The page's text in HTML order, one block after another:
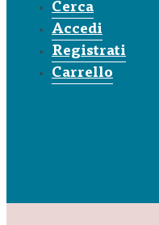
Cerca
Accedi
Registrati
Carrello